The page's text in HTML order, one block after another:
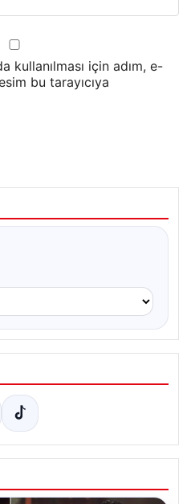
kullanılması için adım, e-
bu tarayıcıya